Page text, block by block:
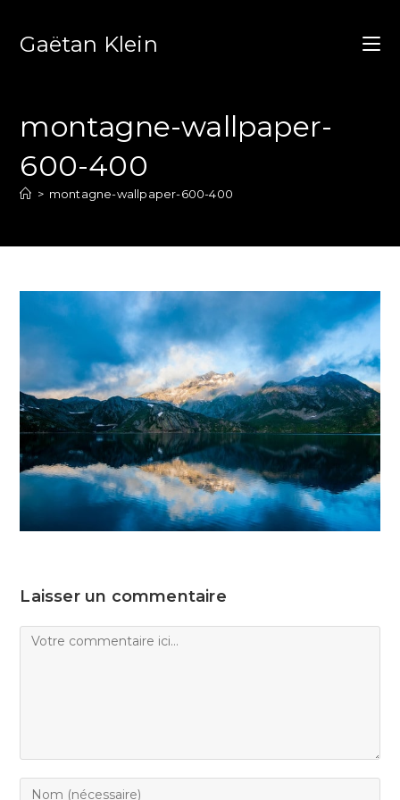
Gaëtan Klein
montagne-wallpaper-
600-400
> montagne-wallpaper-600-400
Laisser un commentaire